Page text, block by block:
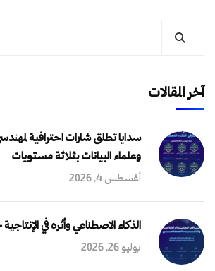
آخر المقالات
سدايا تطلق شارات احترافية
وعلماء البيانات بثلاثة مستويات
أغسطس 4, 2026
الذكاء الاصطناعي وأثره في الإنتاجية — 6 مجالات
يوليو 26, 2026